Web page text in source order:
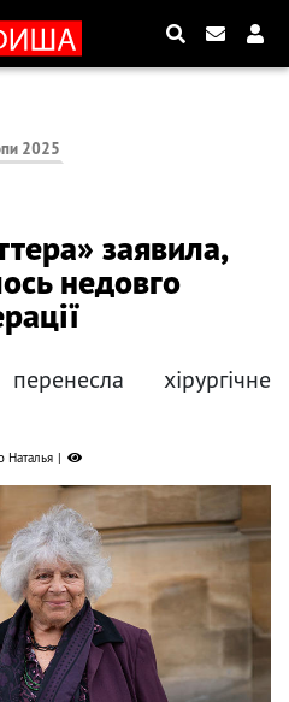
2025
заявила,
недовго
хірургічне
Наталья